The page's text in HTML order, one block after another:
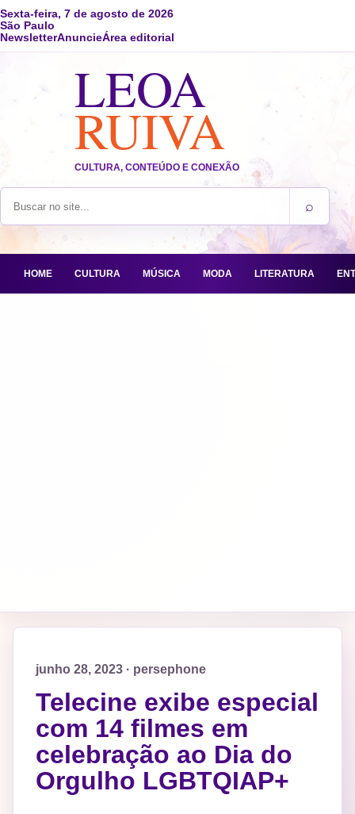
Sexta-feira, 7 de agosto de 2026
São Paulo
NewsletterAnuncieÁrea editorial
LEOA
RUIVA
CULTURA, CONTEÚDO E CONEXÃO
Buscar no site ⌕
HOME CULTURA MÚSICA MODA LITERATURA
junho 28, 2023 · persephone
Telecine exibe especial
com 14 filmes em
celebração ao Dia do
Orgulho LGBTQIAP+